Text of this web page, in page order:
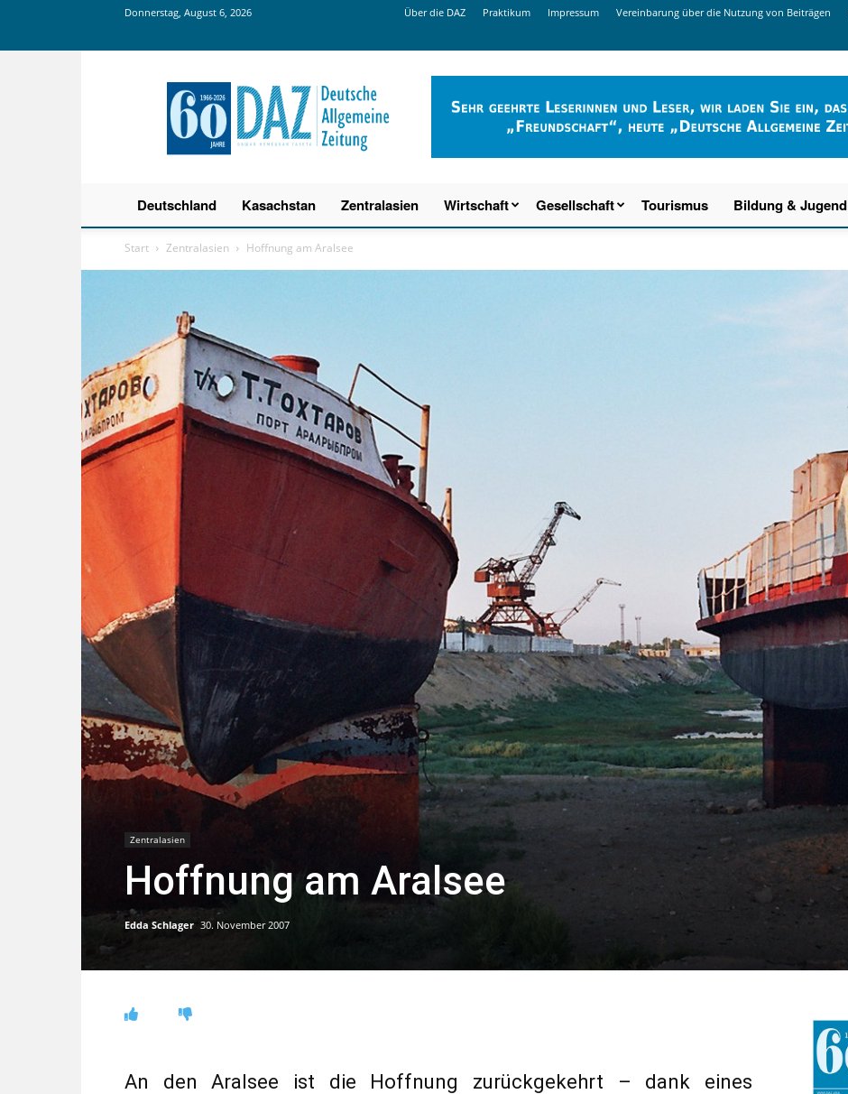
Donnerstag, August 6, 2026 Über die DAZ Praktikum Impressum Vereinbarung über die Nutzung von Beiträgen
Deutsche
Allgemeine
Zeitung
Deutschland Kasachstan Zentralasien Wirtschaft Gesellschaft Tourismus Bildung & Jugend
Start Zentralasien Hoffnung am Aralsee
Zentralasien
Hoffnung am Aralsee
Edda Schlager 30. November 2007
An den Aralsee ist die Hoffnung zurückgekehrt – dank eines